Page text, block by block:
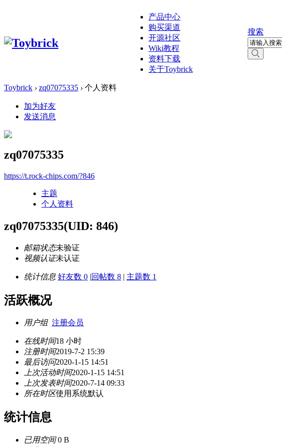
产品中心
购买渠道
开源社区
Wiki教程
资料下载
关于Toybrick
搜索
Toybrick › zq07075335 › 个人资料
加为好友
发送消息
zq07075335
https://t.rock-chips.com/?846
主题
个人资料
zq07075335(UID: 846)
邮箱状态未验证
视频认证未认证
统计信息 好友数 0 |回帖数 8 | 主题数 1
活跃概况
用户组 注册会员
在线时间18 小时
注册时间2019-7-2 15:39
最后访问2020-1-15 14:51
上次活动时间2020-1-15 14:51
上次发表时间2020-7-14 09:33
所在时区使用系统默认
统计信息
已用空间0 B